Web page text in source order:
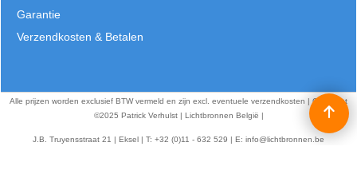
Garantie
Verzendkosten & Betalen
Alle prijzen worden exclusief BTW vermeld en zijn excl. eventuele verzendkosten | Copyright
©2025 Patrick Verhulst | Lichtbronnen België |
J.B. Truyensstraat 21 | Eksel | T: +32 (0)11 - 632 529 | E: info@lichtbronnen.be